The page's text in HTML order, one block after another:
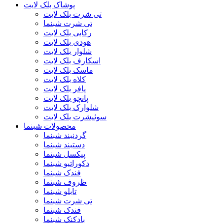
پوشاک بلک لایت
تی شرت بلک لایت
تی شرت شبنما
رکابی بلک لایت
هودی بلک لایت
شلوار بلک لایت
اسکارف بلک لایت
ماسک بلک لایت
کلاه بلک لایت
پافر بلک لایت
پانچو بلک لایت
شلوارک بلک لایت
سوئیشرت بلک لایت
محصولات شبنما
گردنبند شبنما
دستبند شبنما
پیکسل شبنما
دکوراتیو شبنما
فندک شبنما
ظروف شبنما
تابلو شبنما
تی شرت شبنما
فندک شبنما
بادکنک شبنما